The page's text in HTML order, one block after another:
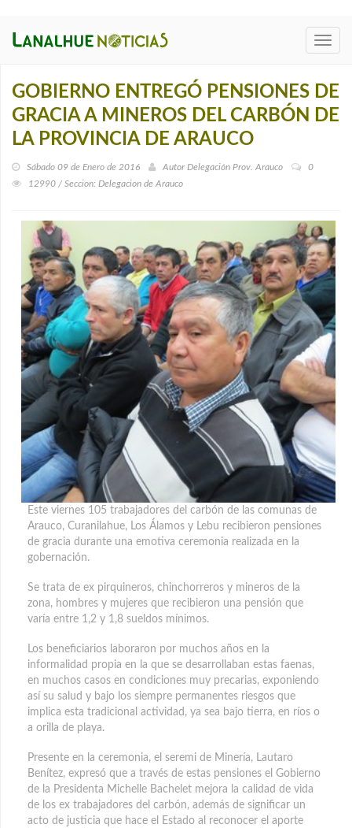
GOBIERNO ENTREGÓ PENSIONES DE
GRACIA A MINEROS DEL CARBÓN DE
LA PROVINCIA DE ARAUCO
Sábado 09 de Enero de 2016 Autor Delegación Prov. Arauco
0
12990 / Seccion: Delegacion de Arauco
Este viernes 105 trabajadores del carbón de las comunas de
Arauco, Curanilahue, Los Álamos y Lebu recibieron pensiones
de gracia durante una emotiva ceremonia realizada en la
gobernación.
Se trata de ex pirquineros, chinchorreros y mineros de la
zona, hombres y mujeres que recibieron una pensión que
varía entre 1,2 y 1,8 sueldos mínimos.
Los beneficiarios laboraron por muchos años en la
informalidad propia en la que se desarrollaban estas faenas,
en muchos casos en condiciones muy precarias, exponiendo
así su salud y bajo los siempre permanentes riesgos que
implica esta tradicional actividad, ya sea bajo tierra, en ríos o
a orilla de playa.
Presente en la ceremonia, el seremi de Minería, Lautaro
Benítez, expresó que a través de estas pensiones el Gobierno
de la Presidenta Michelle Bachelet mejora la calidad de vida
de los ex trabajadores del carbón, además de significar un
acto de justicia que hace el Estado al reconocer el aporte